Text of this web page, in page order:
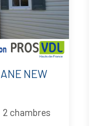
2 chambres